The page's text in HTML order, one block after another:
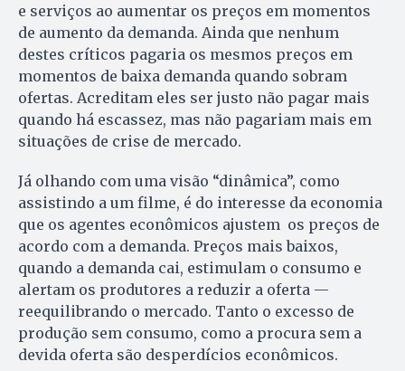
e serviços ao aumentar os preços em momentos
de aumento da demanda. Ainda que nenhum
destes críticos pagaria os mesmos preços em
momentos de baixa demanda quando sobram
ofertas. Acreditam eles ser justo não pagar mais
quando há escassez, mas não pagariam mais em
situações de crise de mercado.
Já olhando com uma visão “dinâmica”, como
assistindo a um filme, é do interesse da economia
que os agentes econômicos ajustem os preços de
acordo com a demanda. Preços mais baixos,
quando a demanda cai, estimulam o consumo e
alertam os produtores a reduzir a oferta —
reequilibrando o mercado. Tanto o excesso de
produção sem consumo, como a procura sem a
devida oferta são desperdícios econômicos.